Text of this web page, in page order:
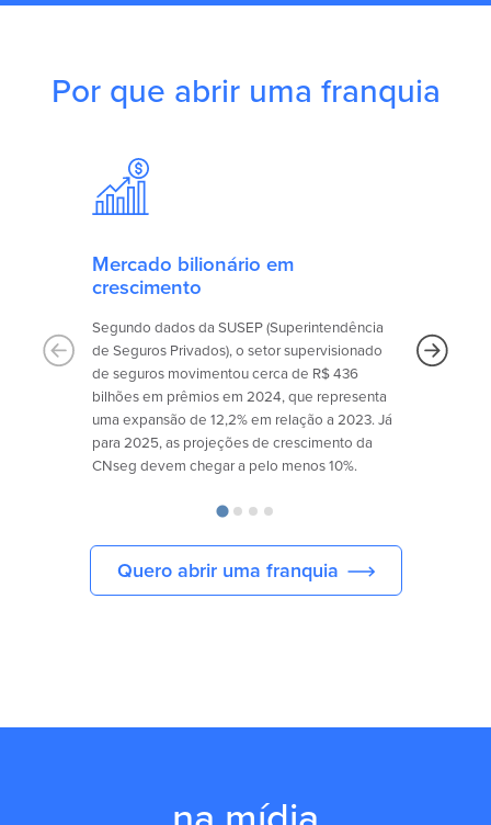
Por que abrir uma franquia
Mercado bilionário em
crescimento
Segundo dados da SUSEP (Superintendência
de Seguros Privados), o setor supervisionado
de seguros movimentou cerca de R$ 436
bilhões em prêmios em 2024, que representa
uma expansão de 12,2% em relação a 2023. Já
para 2025, as projeções de crescimento da
CNseg devem chegar a pelo menos 10%.
Quero abrir uma franquia